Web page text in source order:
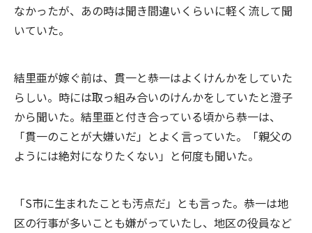
なかったが、あの時は聞き間違いくらいに軽く流して聞
いていた。
結里亜が嫁ぐ前は、貫一と恭一はよくけんかをしていた
らしい。時には取っ組み合いのけんかをしていたと澄子
から聞いた。結里亜と付き合っている頃から恭一は、
「貫一のことが大嫌いだ」とよく言っていた。「親父の
ようには絶対になりたくない」と何度も聞いた。
「S市に生まれたことも汚点だ」とも言った。恭一は地
区の行事が多いことも嫌がっていたし、地区の役員など